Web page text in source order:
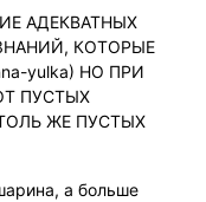
АДЕКВАТНЫХ
КОТОРЫЕ
yulka) НО ПРИ
ПУСТЫХ
ЖЕ ПУСТЫХ
а больше